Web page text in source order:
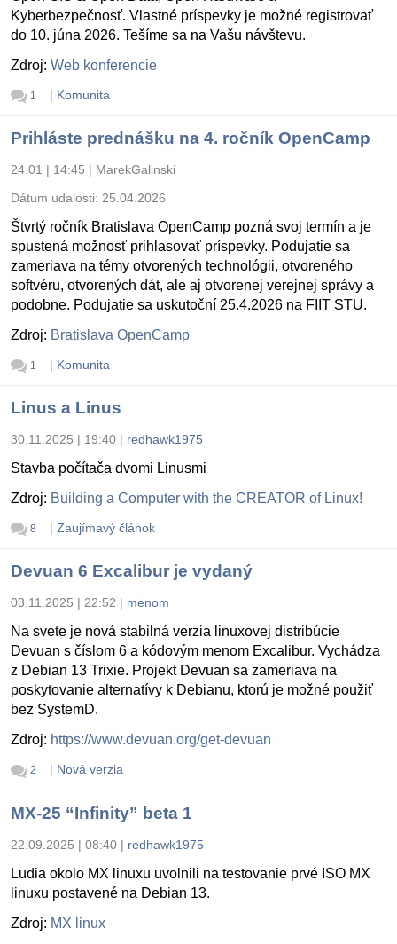
Kyberbezpečnosť. Vlastné príspevky je možné registrovať
do 10. júna 2026. Tešíme sa na Vašu návštevu.
Zdroj: Web konferencie
1 | Komunita
Prihláste prednášku na 4. ročník OpenCamp
24.01 | 14:45 | MarekGalinski
Dátum udalosti: 25.04.2026
Štvrtý ročník Bratislava OpenCamp pozná svoj termín a je
spustená možnosť prihlasovať príspevky. Podujatie sa
zameriava na témy otvorených technológii, otvoreného
softvéru, otvorených dát, ale aj otvorenej verejnej správy a
podobne. Podujatie sa uskutoční 25.4.2026 na FIIT STU.
Zdroj: Bratislava OpenCamp
1 | Komunita
Linus a Linus
30.11.2025 | 19:40 | redhawk1975
Stavba počítača dvomi Linusmi
Zdroj: Building a Computer with the CREATOR of Linux!
8 | Zaujímavý článok
Devuan 6 Excalibur je vydaný
03.11.2025 | 22:52 | menom
Na svete je nová stabilná verzia linuxovej distribúcie
Devuan s číslom 6 a kódovým menom Excalibur. Vychádza
z Debian 13 Trixie. Projekt Devuan sa zameriava na
poskytovanie alternatívy k Debianu, ktorú je možné použiť
bez SystemD.
Zdroj: https://www.devuan.org/get-devuan
2 | Nová verzia
MX-25 “Infinity” beta 1
22.09.2025 | 08:40 | redhawk1975
Ludia okolo MX linuxu uvolnili na testovanie prvé ISO MX
linuxu postavené na Debian 13.
Zdroj: MX linux